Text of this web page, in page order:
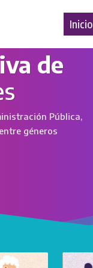
Inicio
de
Pública,
géneros